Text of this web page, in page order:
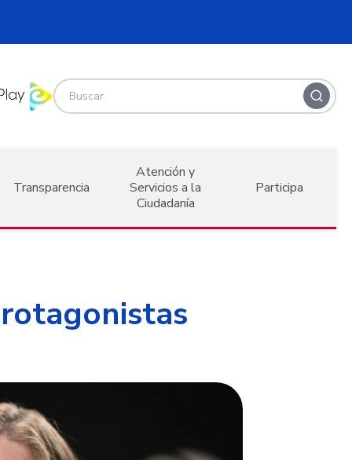
Transparencia
Atención y
Servicios a la
Ciudadanía
Participa